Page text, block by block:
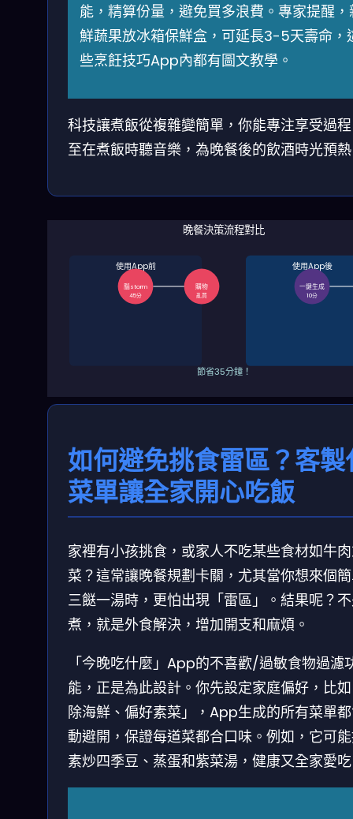
能，精算份量，避免買多浪費。專家提醒，
鮮蔬果放冰箱保鮮盒，可延長3-5天壽命，
些烹飪技巧App內都有圖文教學。
科技讓煮飯從複雜變簡單，你能專注享受過
至在煮飯時聽音樂，為晚餐後的飲酒時光預
晚餐決策流程對比
使用App前
腦storm
45分
購物
亂買
使用App後
一鍵生成
10分
節省35分鐘！
如何避免挑食雷區？客製
菜單讓全家開心吃飯
家裡有小孩挑食，或家人不吃某些食材如牛
菜？這常讓晚餐規劃卡關，尤其當你想來個
三餸一湯時，更怕出現「雷區」。結果呢？
煮，就是外食解決，增加開支和麻煩。
「今晚吃什麼」App的不喜歡/過敏食物過濾
能，正是為此設計。你先設定家庭偏好，比
除海鮮、偏好素菜」，App生成的所有菜單
動避開，保證每道菜都合口味。例如，它可
素炒四季豆、蒸蛋和紫菜湯，健康又全家愛